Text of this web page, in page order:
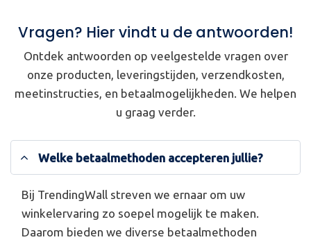
Vragen? Hier vindt u de antwoorden!
Ontdek antwoorden op veelgestelde vragen over
onze producten, leveringstijden, verzendkosten,
meetinstructies, en betaalmogelijkheden. We helpen
u graag verder.
Welke betaalmethoden accepteren jullie?
Bij TrendingWall streven we ernaar om uw
winkelervaring zo soepel mogelijk te maken.
Daarom bieden we diverse betaalmethoden